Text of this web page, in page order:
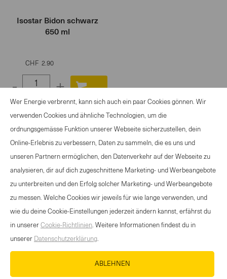
Isostar Bidon schwarz
650 ml
CHF 2.90
- +
quantity
KONTAKT
NEWSLETTER
NUTZUNGSBEDINGUNGEN
DATENSCHUTZERKLÄRUNG
COOKIE-RICHTLINIEN
MEDIADATENBANK
Wer Energie verbrennt, kann sich auch ein paar Cookies gönnen. Wir
verwenden Cookies und ähnliche Technologien, um die
ordnungsgemässe Funktion unserer Webseite sicherzustellen, dein
Online-Erlebnis zu verbessern, Daten zu sammeln, die es uns und
unseren Partnern ermöglichen, den Datenverkehr auf der Webseite zu
analysieren, dir auf dich zugeschnittene Marketing- und Werbeangebote
zu unterbreiten und den Erfolg solcher Marketing- und Werbeangebote
zu messen. Welche Cookies wir jeweils für wie lange verwenden, und
wie du deine Cookie-Einstellungen jederzeit ändern kannst, erfährst du
in unserer Cookie-Richtlinien. Weitere Informationen findest du in
unserer Datenschutzerklärung.
ABLEHNEN